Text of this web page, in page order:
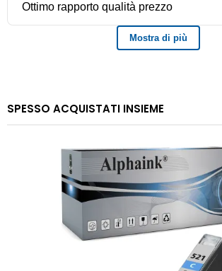
SPESSO ACQUISTATI INSIEME